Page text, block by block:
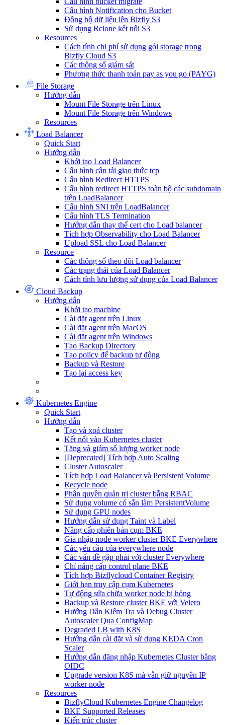
Cấu hình Notification cho Bucket
Đồng bộ dữ liệu lên Bizfly S3
Sử dụng Rclone kết nối S3
Resources
Cách tính chi phí sử dụng gói storage trong
Bizfly Cloud S3
Các thông số giám sát
Phương thức thanh toán pay as you go (PAYG)
File Storage
Hướng dẫn
Mount File Storage trên Linux
Mount File Storage trên Windows
Resources
Load Balancer
Quick Start
Hướng dẫn
Khởi tạo Load Balancer
Cấu hình cân tải giao thức tcp
Cấu hình Redirect HTTPS
Cấu hình redirect HTTPS toàn bộ các subdomain
trên LoadBalancer
Cấu hình SNI trên LoadBalancer
Cấu hình TLS Termination
Hướng dẫn thay thế cert cho Load balancer
Tích hợp Observability cho Load Balancer
Upload SSL cho Load Balancer
Resource
Các thông số theo dõi Load balancer
Các trạng thái của Load Balancer
Cách tính lưu lượng sử dụng của Load Balancer
Cloud Backup
Hướng dẫn
Khởi tạo machine
Cài đặt agent trên Linux
Cài đặt agent trên MacOS
Cài đặt agent trên Windows
Tạo Backup Directory
Tạo policy để backup tự động
Backup và Restore
Tạo lại access key
Kubernetes Engine
Quick Start
Hướng dẫn
Tạo và xoá cluster
Kết nối vào Kubernetes cluster
Tăng và giảm số lượng worker node
[Deprecated] Tích hợp Auto Scaling
Cluster Autoscaler
Tích hợp Load Balancer và Persistent Volume
Recycle node
Phân quyền quản trị cluster bằng RBAC
Sử dụng volume có sẵn làm PersistentVolume
Sử dụng GPU nodes
Hướng dẫn sử dụng Taint và Label
Nâng cấp phiên bản cụm BKE
Gia nhập node worker cluster BKE Everywhere
Các yêu cầu của everywhere node
Các vấn đề gặp phải với cluster Everywhere
Chỉ nâng cấp control plane BKE
Tích hợp Bizflycloud Container Registry
Giới hạn truy cập cụm Kubernetes
Tự động sửa chữa worker node bị hỏng
Backup và Restore cluster BKE với Velero
Hướng Dẫn Kiểm Tra và Debug Cluster
Autoscaler Qua ConfigMap
Degraded LB with K8S
Hướng dẫn cài đặt và sử dụng KEDA Cron
Scaler
Hướng dẫn đăng nhập Kubernetes Cluster bằng
OIDC
Upgrade version K8S mà vẫn giữ nguyên IP
worker node
Resources
BizflyCloud Kubernetes Engine Changelog
BKE Supported Releases
Kiến trúc cluster